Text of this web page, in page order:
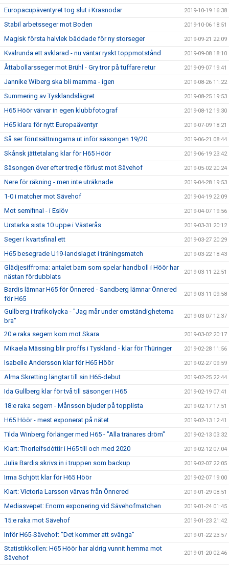
Europacupäventyret tog slut i Krasnodar 2019-10-19 16:38
Stabil arbetsseger mot Boden 2019-10-06 18:51
Magisk första halvlek bäddade för ny storseger 2019-09-21 22:09
Kvalrunda ett avklarad - nu väntar ryskt toppmotstånd 2019-09-08 18:10
Åttabollarsseger mot Brühl - Gry tror på tuffare retur 2019-09-07 19:41
Jannike Wiberg ska bli mamma - igen 2019-08-26 11:22
Summering av Tysklandslägret 2019-08-25 19:53
H65 Höör värvar in egen klubbfotograf 2019-08-12 19:30
H65 klara för nytt Europaäventyr 2019-07-09 18:21
Så ser förutsättningarna ut inför säsongen 19/20 2019-06-21 08:44
Skånsk jättetalang klar för H65 Höör 2019-06-19 23:42
Säsongen över efter tredje förlust mot Sävehof 2019-05-02 20:24
Nere för räkning - men inte uträknade 2019-04-28 19:53
1-0 i matcher mot Sävehof 2019-04-19 22:09
Mot semifinal - i Eslöv 2019-04-07 19:56
Urstarka sista 10 uppe i Västerås 2019-03-31 20:12
Seger i kvartsfinal ett 2019-03-27 20:29
H65 besegrade U19-landslaget i träningsmatch 2019-03-22 18:43
Glädjesiffrorna: antalet barn som spelar handboll i Höör har
nästan fördubblats
2019-03-11 22:51
Bardis lämnar H65 för Önnered - Sandberg lämnar Önnered
för H65
2019-03-11 09:58
Gullberg i trafikolycka - "Jag mår under omständigheterna
bra"
2019-03-07 12:37
20:e raka segern kom mot Skara 2019-03-02 20:17
Mikaela Mässing blir proffs i Tyskland - klar för Thüringer 2019-02-28 11:56
Isabelle Andersson klar för H65 Höör 2019-02-27 09:59
Alma Skretting längtar till sin H65-debut 2019-02-25 22:44
Ida Gullberg klar för två till säsonger i H65 2019-02-19 07:41
18:e raka segern - Månsson bjuder på topplista 2019-02-17 17:51
H65 Höör - mest exponerat på nätet 2019-02-13 12:41
Tilda Winberg förlänger med H65 - "Alla tränares dröm" 2019-02-13 03:32
Klart: Thorleifsdóttir i H65 till och med 2020 2019-02-12 07:04
Julia Bardis skrivs in i truppen som backup 2019-02-07 22:05
Irma Schjött klar för H65 Höör 2019-02-07 19:00
Klart: Victoria Larsson värvas från Önnered 2019-01-29 08:51
Mediasvepet: Enorm exponering vid Sävehofmatchen 2019-01-24 01:45
15:e raka mot Sävehof 2019-01-23 21:42
Inför H65-Sävehof: "Det kommer att svänga" 2019-01-22 23:57
Statistikkollen: H65 Höör har aldrig vunnit hemma mot
Sävehof
2019-01-20 02:46